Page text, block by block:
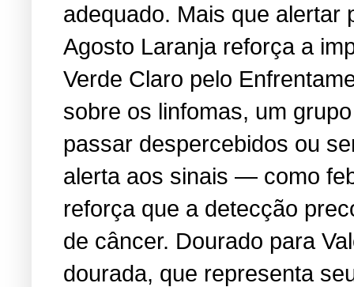
adequado. Mais que
Agosto Laranja reforça a
Verde Claro pelo
sobre os linfomas, um
passar despercebidos ou
alerta aos sinais — como
reforça que a detecção
de câncer. Dourado para
dourada, que representa